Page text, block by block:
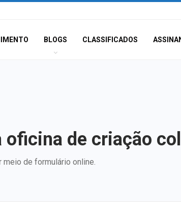
BLOGS CLASSIFICADOS
de criação
de formulário online.